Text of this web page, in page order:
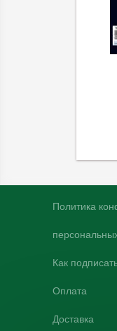
Политика
Как
Оплата
Доставка